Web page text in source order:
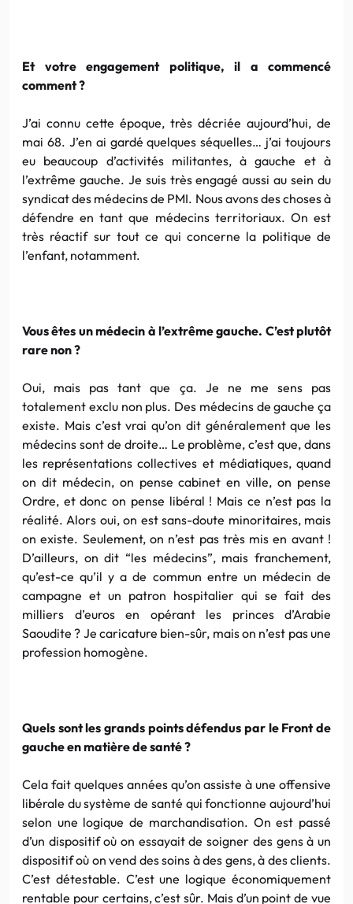
Et votre engagement politique, il a commencé
comment ?
J’ai connu cette époque, très décriée aujourd’hui, de
mai 68. J’en ai gardé quelques séquelles… j’ai toujours
eu beaucoup d’activités militantes, à gauche et à
l’extrême gauche. Je suis très engagé aussi au sein du
syndicat des médecins de PMI. Nous avons des choses à
défendre en tant que médecins territoriaux. On est
très réactif sur tout ce qui concerne la politique de
l’enfant, notamment.
Vous êtes un médecin à l’extrême gauche. C’est plutôt
rare non ?
Oui, mais pas tant que ça. Je ne me sens pas
totalement exclu non plus. Des médecins de gauche ça
existe. Mais c’est vrai qu’on dit généralement que les
médecins sont de droite… Le problème, c’est que, dans
les représentations collectives et médiatiques, quand
on dit médecin, on pense cabinet en ville, on pense
Ordre, et donc on pense libéral ! Mais ce n’est pas la
réalité. Alors oui, on est sans-doute minoritaires, mais
on existe. Seulement, on n’est pas très mis en avant !
D’ailleurs, on dit “les médecins”, mais franchement,
qu’est-ce qu’il y a de commun entre un médecin de
campagne et un patron hospitalier qui se fait des
milliers d’euros en opérant les princes d’Arabie
Saoudite ? Je caricature bien-sûr, mais on n’est pas une
profession homogène.
Quels sont les grands points défendus par le Front de
gauche en matière de santé ?
Cela fait quelques années qu’on assiste à une offensive
libérale du système de santé qui fonctionne aujourd’hui
selon une logique de marchandisation. On est passé
d’un dispositif où on essayait de soigner des gens à un
dispositif où on vend des soins à des gens, à des clients.
C’est détestable. C’est une logique économiquement
rentable pour certains, c’est sûr. Mais d’un point de vue